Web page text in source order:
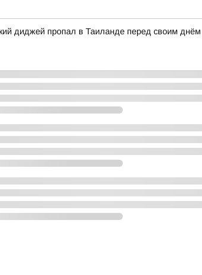
диджей пропал в Таиланде перед своим